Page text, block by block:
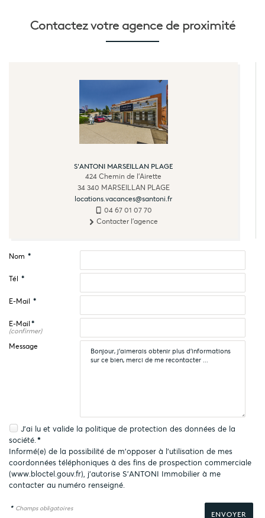
Contactez votre agence de proximité
S'ANTONI MARSEILLAN PLAGE
424 Chemin de l'Airette
34 340 MARSEILLAN PLAGE
locations.vacances@santoni.fr
04 67 01 07 70
Contacter l'agence
Nom *
Tél *
E-Mail *
E-Mail *
(confirmer)
Message
J'ai lu et valide la politique de protection des données de la
société.*
Informé(e) de la possibilité de m'opposer à l'utilisation de mes
coordonnées téléphoniques à des fins de prospection commerciale
(www.bloctel.gouv.fr), j'autorise S'ANTONI Immobilier à me
contacter au numéro renseigné.
* Champs obligatoires